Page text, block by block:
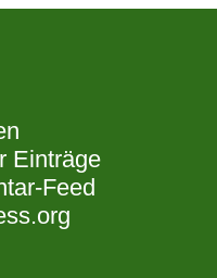
Einträge
Feed